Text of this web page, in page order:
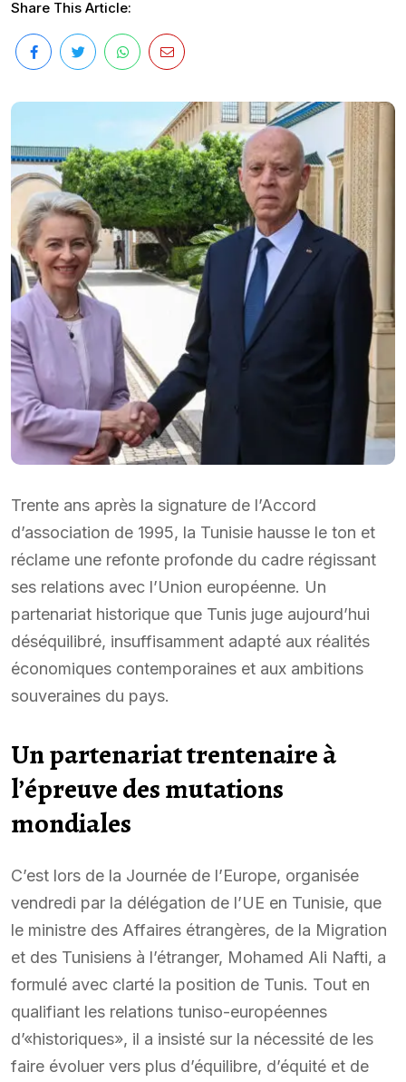
Share This Article:
Trente ans après la signature de l’Accord
d’association de 1995, la Tunisie hausse le ton et
réclame une refonte profonde du cadre régissant
ses relations avec l’Union européenne. Un
partenariat historique que Tunis juge aujourd’hui
déséquilibré, insuffisamment adapté aux réalités
économiques contemporaines et aux ambitions
souveraines du pays.
Un partenariat trentenaire à
l’épreuve des mutations
mondiales
C’est lors de la Journée de l’Europe, organisée
vendredi par la délégation de l’UE en Tunisie, que
le ministre des Affaires étrangères, de la Migration
et des Tunisiens à l’étranger, Mohamed Ali Nafti, a
formulé avec clarté la position de Tunis. Tout en
qualifiant les relations tuniso-européennes
d’«historiques», il a insisté sur la nécessité de les
faire évoluer vers plus d’équilibre, d’équité et de